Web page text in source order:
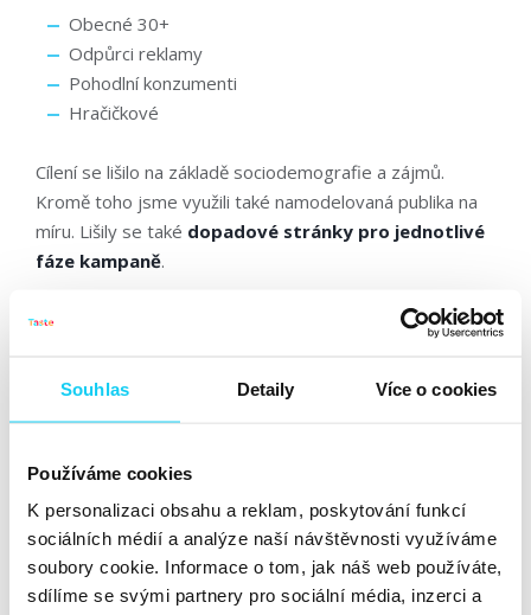
Souhlas Detaily Více o cookies
Používáme cookies
K personalizaci obsahu a reklam, poskytování funkcí
sociálních médií a analýze naší návštěvnosti využíváme
soubory cookie. Informace o tom, jak náš web používáte,
sdílíme se svými partnery pro sociální média, inzerci a
Obecné 30+
Odpůrci reklamy
Pohodlní konzumenti
Hračičkové
Cílení se lišilo na základě sociodemografie a zájmů.
Kromě toho jsme využili také namodelovaná publika na
míru. Lišily se také dopadové stránky pro jednotlivé
fáze kampaně.
V první fázi kampaně jsme cílili na uživatele starší 30 let a
využili při tomprivate dealykonkrétních vydavatelů. To
nám umožnilo sledovat, kteří vydavatelé a weby